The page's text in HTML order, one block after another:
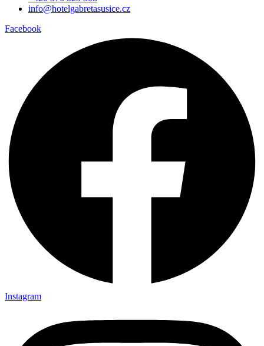
info@hotelgabretasusice.cz
Facebook
Instagram